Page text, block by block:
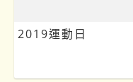
2019運動日